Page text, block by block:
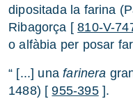
dipositada la farina
Ribagorça [810-V-
o alfàbia per posar
“ [...] unafarinera
1488) [955-395].